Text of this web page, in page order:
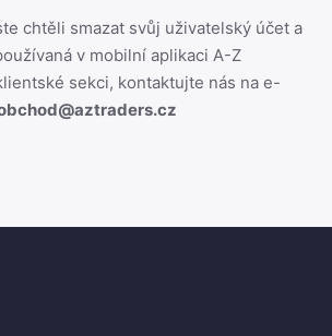
chtěli smazat svůj uživatelský účet a
v mobilní aplikaci A-Z
sekci, kontaktujte nás na e-